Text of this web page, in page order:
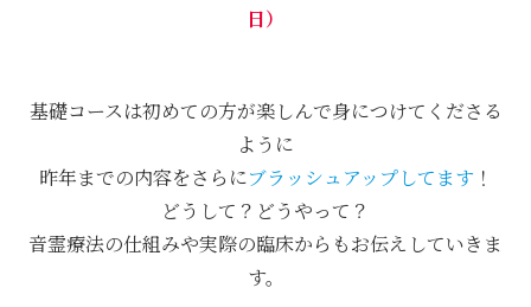
日）
基礎コースは初めての方が楽しんで身につけてくださる
ように
昨年までの内容をさらにブラッシュアップしてます！
どうして？どうやって？
音霊療法の仕組みや実際の臨床からもお伝えしていきま
す。